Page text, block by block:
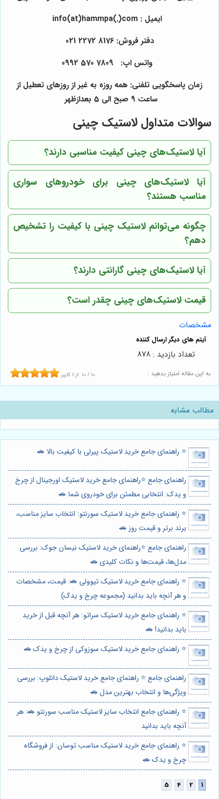
ایمیل : info(at)hammpa(.)com
دفتر فروش: 8176 2272 021
واتس اپ: 7809 570 0992
زمان پاسخگویی تلفنی: همه روزه به غیر از روزهای تعطیل از
ساعت 9 صبح الی 5 بعدازظهر
سوالات متداول لاستیک چینی
آیا لاستیک‌های چینی کیفیت مناسبی دارند؟
آیا لاستیک‌های چینی برای خودروهای سواری
مناسب هستند؟
چگونه می‌توانم لاستیک چینی با کیفیت را تشخیص
دهم؟
آیا لاستیک‌های چینی گارانتی دارند؟
قیمت لاستیک‌های چینی چقدر است؟
مشخصات
به این مقاله امتیاز بدهید : 10 / 10 از 1 کاربر
تعداد بازدید : 878
مطالب مشابه
⭐️ راهنمای جامع خرید لاستیک پیرلی با کیفیت بالا 🚗
راهنمای جامع ⭐️راهنمای جامع خرید لاستیک اورجینال از چرخ
و یدک: انتخابی مطمئن برای خودروی شما 🚗
⭐️ راهنمای جامع خرید لاستیک سورنتو: انتخاب سایز مناسب،
برند برتر و قیمت روز 🚗
راهنمای جامع ⭐️راهنمای خرید لاستیک نیسان جوک: بررسی
مدل‌ها، قیمت‌ها و نکات کلیدی 🚗
⭐️ راهنمای جامع خرید لاستیک تیوولی 🚗: قیمت، مشخصات
و هر آنچه باید بدانید (مجموعه چرخ و یدک)
⭐️ راهنمای جامع خرید لاستیک سراتو: هر آنچه قبل از خرید
باید بدانید! 🚗
⭐️ راهنمای جامع خرید لاستیک سوزوکی از چرخ و یدک 🚗
راهنمای جامع ⭐️ راهنمای جامع خرید لاستیک دانلوپ: بررسی
ویژگی‌ها و انتخاب بهترین مدل 🚗
⭐️ راهنمای جامع انتخاب سایز لاستیک مناسب سورنتو 🚗: هر
آنچه باید بدانید
⭐️ راهنمای جامع خرید لاستیک مناسب توسان: از فروشگاه
چرخ و یدک 🚗